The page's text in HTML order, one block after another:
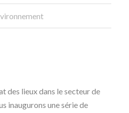
des lieux dans le secteur de
inaugurons une série de